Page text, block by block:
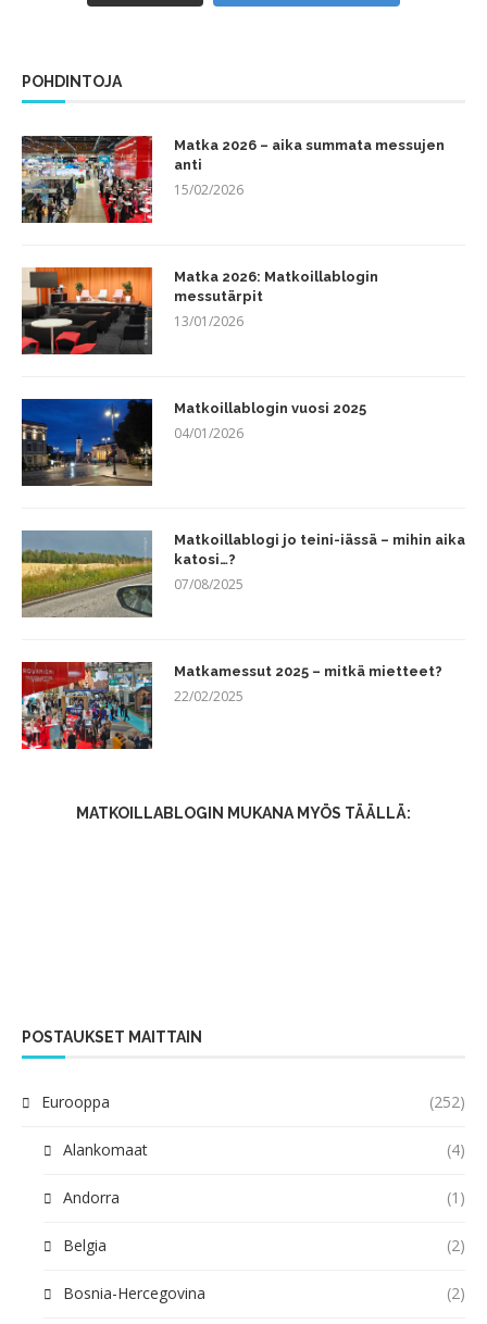
POHDINTOJA
Matka 2026 – aika summata messujen
anti
15/02/2026
Matka 2026: Matkoillablogin
messutärpit
13/01/2026
Matkoillablogin vuosi 2025
04/01/2026
Matkoillablogi jo teini-iässä – mihin aika
katosi…?
07/08/2025
Matkamessut 2025 – mitkä mietteet?
22/02/2025
MATKOILLABLOGIN MUKANA MYÖS TÄÄLLÄ:
POSTAUKSET MAITTAIN
Eurooppa (252)
Alankomaat (4)
Andorra (1)
Belgia (2)
Bosnia-Hercegovina (2)